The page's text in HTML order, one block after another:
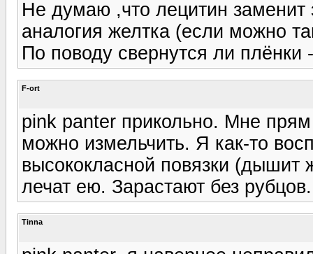
Не думаю ,что лецитин заменит
аналогия желтка (если можно
По поводу свернутся ли
F-ort
pink panter прикольно. Мне
можно измельчить. Я как-то
высококласной повязки (дышит
лечат ею. Зарастают без рубцов.
Tinna